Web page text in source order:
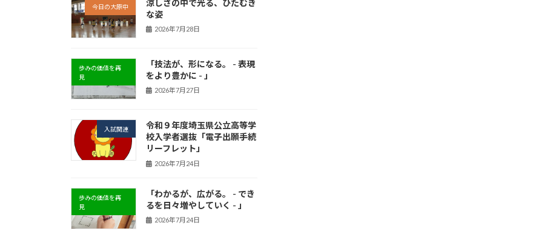
今日の大原中
涼しさの中で光る、ひたむき
な姿
2026年7月28日
歩みの価値を再
見
「技法が、形になる。 - 表現
をより豊かに - 」
2026年7月27日
入試関連
令和９年度埼玉県公立高等学
校入学者選抜「電子出願手続
リーフレット」
2026年7月24日
歩みの価値を再
見
「わかるが、広がる。 - でき
るを日々増やしていく - 」
2026年7月24日